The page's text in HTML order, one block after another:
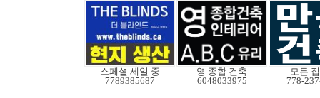
스페셜 세일 중
7789385687
영 종합 건축
6048033975
모든
778-